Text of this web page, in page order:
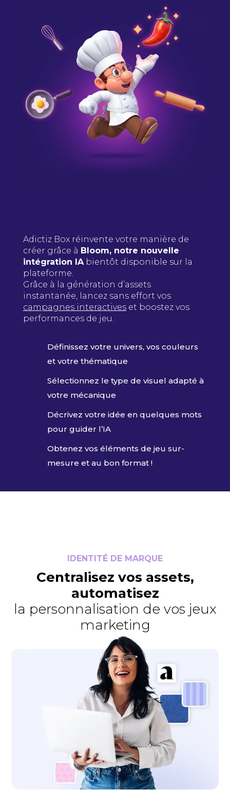
Adictiz Box réinvente votre manière de
créer grâce à Bloom, notre nouvelle
intégration IAbientôt disponible sur la
plateforme.
Grâce à la génération d’assets
instantanée, lancez sans effort vos
campagnes interactiveset boostez vos
performances de jeu.
Définissez votre univers, vos couleurs
et votre thématique
Sélectionnez le type de visuel adapté à
votre mécanique
Décrivez votre idée en quelques mots
pour guider l’IA
Obtenez vos éléments de jeu sur-
mesure et au bon format !
IDENTITÉ DE MARQUE
Centralisez vos assets,
automatisez
la personnalisation de vos jeux
marketing